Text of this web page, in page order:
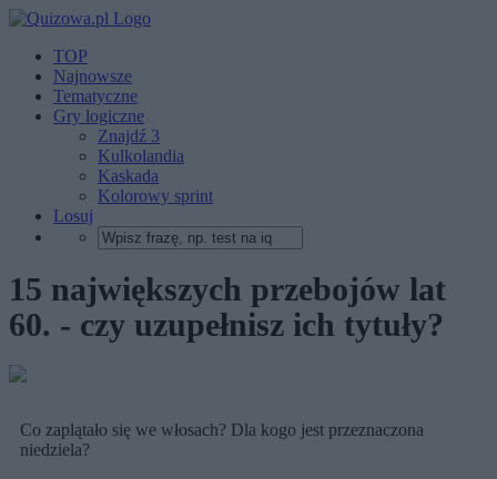
TOP
Najnowsze
Tematyczne
Gry logiczne
Znajdź 3
Kulkolandia
Kaskada
Kolorowy sprint
Losuj
15 największych przebojów lat
60. - czy uzupełnisz ich tytuły?
Co zaplątało się we włosach? Dla kogo jest przeznaczona
niedziela?